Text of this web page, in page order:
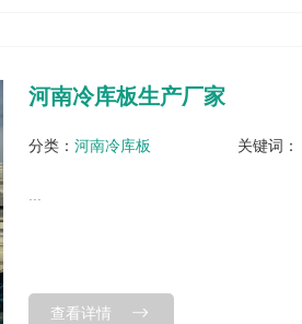
河南冷库板生产厂家
分类：河南冷库板 关键词：
...
查看详情